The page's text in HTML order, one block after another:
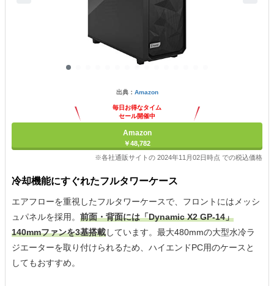
出典： Amazon
毎日お得なタイム
セール開催中
Amazon
￥48,782
※各社通販サイトの 2024年11月02日時点 での税込価格
冷却機能にすぐれたフルタワーケース
エアフローを重視したフルタワーケースで、フロントにはメッシ
ュパネルを採用。 前面・背面には「Dynamic X2 GP-14」
140mmファンを3基搭載しています。最大480mmの大型水冷ラ
ジエーターを取り付けられるため、ハイエンドPC用のケースと
してもおすすめ。